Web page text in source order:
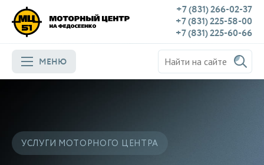
+7 (831) 266-02-37
+7 (831) 225-58-00
+7 (831) 225-60-66
МЕНЮ
УСЛУГИ МОТОРНОГО ЦЕНТРА